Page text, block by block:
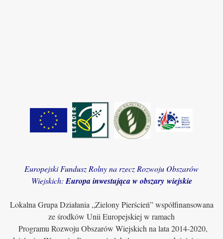
Europejski Fundusz Rolny na rzecz Rozwoju Obszarów
Wiejskich: Europa inwestująca w obszary wiejskie
Lokalna Grupa Działania „Zielony Pierścień” współfinansowana
ze środków Unii Europejskiej w ramach
Programu Rozwoju Obszarów Wiejskich na lata 2014-2020,